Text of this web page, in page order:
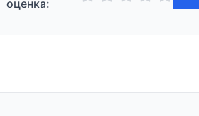
оценка: